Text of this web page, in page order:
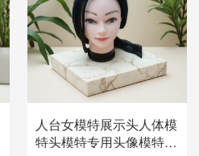
人台女模特展示头人体模
特头模特专用头像模特头